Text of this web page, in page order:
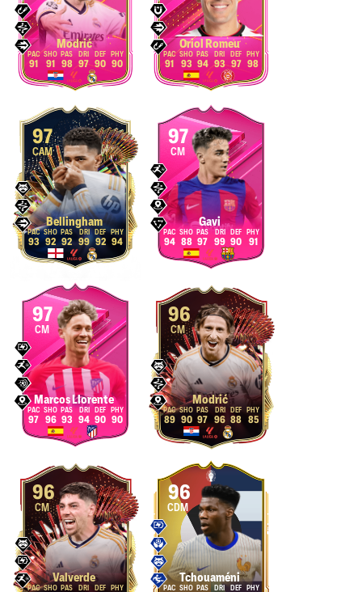
Modrić
91 91 98 97 90 90
Oriol Romeu
91 93 94 93 97 98
97
CAM
Bellingham
93 92 92 99 92 94
97
CM
Gavi
94 88 97 99 90 91
97
CM
Marcos Llorente
97 96 93 94 90 90
96
CM
Modrić
89 90 97 96 88 85
96
CM
Valverde
96
CDM
Tchouaméni